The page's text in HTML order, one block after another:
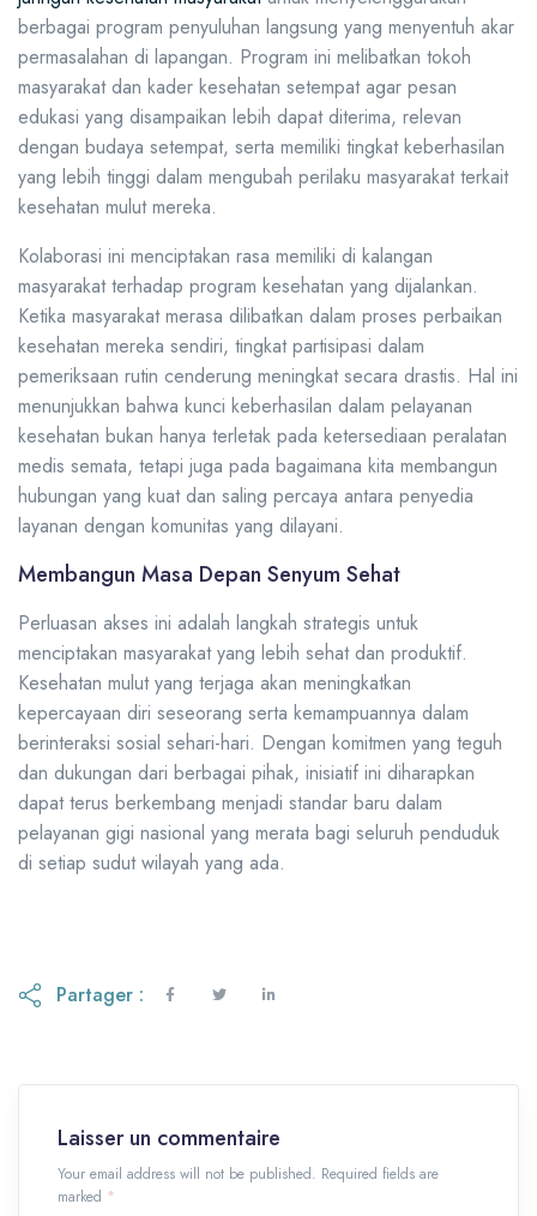
berbagai program penyuluhan langsung yang menyentuh akar
permasalahan di lapangan. Program ini melibatkan tokoh
masyarakat dan kader kesehatan setempat agar pesan
edukasi yang disampaikan lebih dapat diterima, relevan
dengan budaya setempat, serta memiliki tingkat keberhasilan
yang lebih tinggi dalam mengubah perilaku masyarakat terkait
kesehatan mulut mereka.
Kolaborasi ini menciptakan rasa memiliki di kalangan
masyarakat terhadap program kesehatan yang dijalankan.
Ketika masyarakat merasa dilibatkan dalam proses perbaikan
kesehatan mereka sendiri, tingkat partisipasi dalam
pemeriksaan rutin cenderung meningkat secara drastis. Hal ini
menunjukkan bahwa kunci keberhasilan dalam pelayanan
kesehatan bukan hanya terletak pada ketersediaan peralatan
medis semata, tetapi juga pada bagaimana kita membangun
hubungan yang kuat dan saling percaya antara penyedia
layanan dengan komunitas yang dilayani.
Membangun Masa Depan Senyum Sehat
Perluasan akses ini adalah langkah strategis untuk
menciptakan masyarakat yang lebih sehat dan produktif.
Kesehatan mulut yang terjaga akan meningkatkan
kepercayaan diri seseorang serta kemampuannya dalam
berinteraksi sosial sehari-hari. Dengan komitmen yang teguh
dan dukungan dari berbagai pihak, inisiatif ini diharapkan
dapat terus berkembang menjadi standar baru dalam
pelayanan gigi nasional yang merata bagi seluruh penduduk
di setiap sudut wilayah yang ada.
Partager :
Laisser un commentaire
Your email address will not be published. Required fields are
marked *